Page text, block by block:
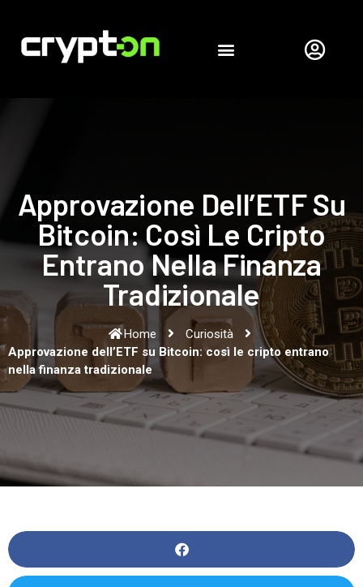
Approvazione Dell’ETF Su
Bitcoin: Così Le Cripto
Entrano Nella Finanza
Tradizionale
Home
Curiosità
Approvazione dell’ETF su Bitcoin: così le cripto entrano
nella finanza tradizionale